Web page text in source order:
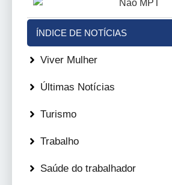
ÍNDICE DE NOTÍCIAS
Viver Mulher
Últimas Notícias
Turismo
Trabalho
Saúde do trabalhador